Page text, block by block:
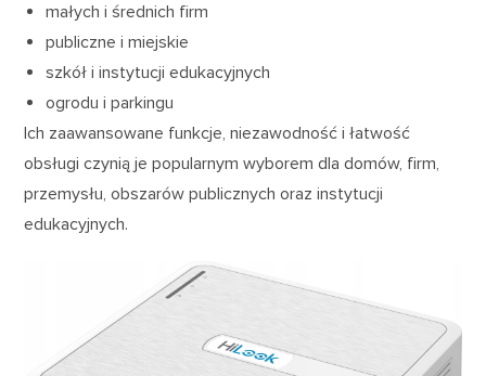
małych i średnich firm
publiczne i miejskie
szkół i instytucji edukacyjnych
ogrodu i parkingu
Ich zaawansowane funkcje, niezawodność i łatwość
obsługi czynią je popularnym wyborem dla domów, firm,
przemysłu, obszarów publicznych oraz instytucji
edukacyjnych.